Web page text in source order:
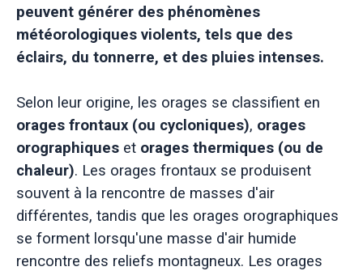
peuvent générer des phénomènes
météorologiques violents, tels que des
éclairs, du tonnerre, et des pluies intenses.
Selon leur origine, les orages se classifient en
orages frontaux (ou cycloniques), orages
orographiques et orages thermiques (ou de
chaleur). Les orages frontaux se produisent
souvent à la rencontre de masses d'air
différentes, tandis que les orages orographiques
se forment lorsqu'une masse d'air humide
rencontre des reliefs montagneux. Les orages